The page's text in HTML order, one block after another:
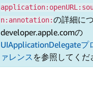
n:annotation:の詳細に
developer.apple.comの
UIApplicationDelegateプ
ァレンス を参照してくだ